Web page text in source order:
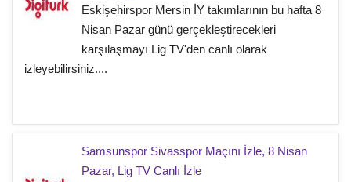
Eskişehirspor Mersin İY takımlarının bu hafta 8
Nisan Pazar günü gerçekleştirecekleri
karşılaşmayı Lig TV'den canlı olarak
izleyebilirsiniz....
Samsunspor Sivasspor Maçını İzle, 8 Nisan
Pazar, Lig TV Canlı İzle